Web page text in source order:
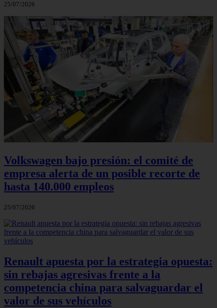
25/07/2026
Volkswagen bajo presión: el comité de
empresa alerta de un posible recorte de
hasta 140.000 empleos
25/07/2026
Renault apuesta por la estrategia opuesta:
sin rebajas agresivas frente a la
competencia china para salvaguardar el
valor de sus vehículos